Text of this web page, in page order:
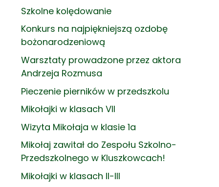
Szkolne kolędowanie
Konkurs na najpiękniejszą ozdobę
bożonarodzeniową
Warsztaty prowadzone przez aktora
Andrzeja Rozmusa
Pieczenie pierników w przedszkolu
Mikołajki w klasach VII
Wizyta Mikołaja w klasie 1a
Mikołaj zawitał do Zespołu Szkolno-
Przedszkolnego w Kluszkowcach!
Mikołajki w klasach II-III